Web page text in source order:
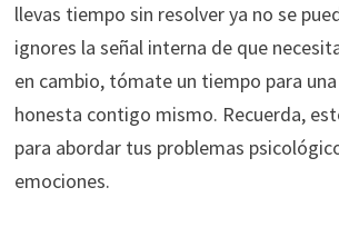
llevas tiempo sin resolver ya no se
ignores la señal interna de que
en cambio, tómate un tiempo para
honesta contigo mismo. Recuerda,
para abordar tus problemas
emociones.